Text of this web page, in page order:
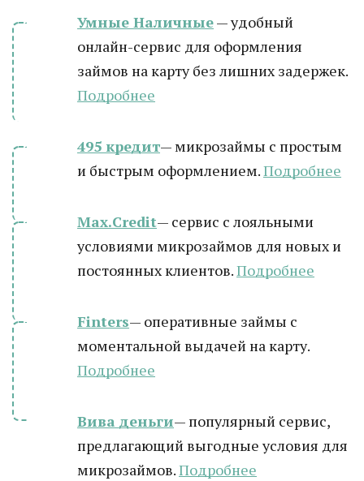
Умные Наличные— удобный
онлайн-сервис для оформления
займов на карту без лишних задержек.
Подробнее
495 кредит— микрозаймы с простым
и быстрым оформлением.Подробнее
Max.Credit— сервис с лояльными
условиями микрозаймов для новых и
постоянных клиентов.Подробнее
Finters— оперативные займы с
моментальной выдачей на карту.
Подробнее
Вива деньги— популярный сервис,
предлагающий выгодные условия для
микрозаймов.Подробнее